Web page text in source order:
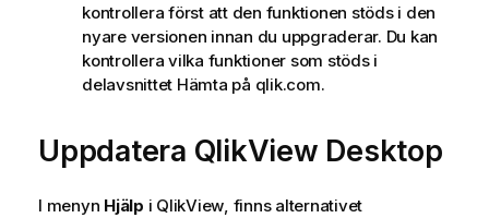
kontrollera först att den funktionen stöds i den
nyare versionen innan du uppgraderar. Du kan
kontrollera vilka funktioner som stöds i
delavsnittet Hämta på qlik.com.
Uppdatera QlikView Desktop
I menyn Hjälp i QlikView, finns alternativet